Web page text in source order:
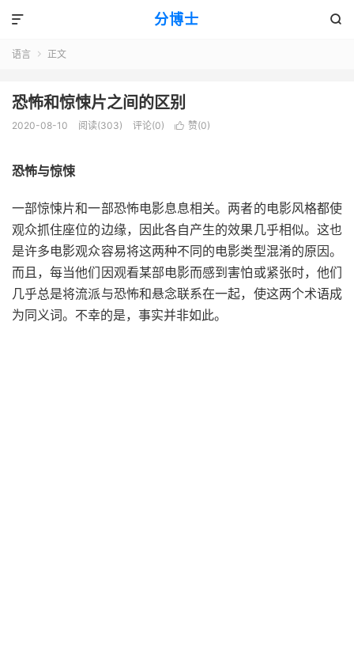
分博士 

语言  正文
恐怖和惊悚片之间的区别
2020-08-10 阅读(303) 评论(0)  赞(0)
恐怖与惊悚
一部惊悚片和一部恐怖电影息息相关。两者的电影风格都使
观众抓住座位的边缘，因此各自产生的效果几乎相似。这也
是许多电影观众容易将这两种不同的电影类型混淆的原因。
而且，每当他们因观看某部电影而感到害怕或紧张时，他们
几乎总是将流派与恐怖和悬念联系在一起，使这两个术语成
为同义词。不幸的是，事实并非如此。